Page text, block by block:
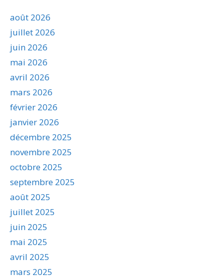
août 2026
juillet 2026
juin 2026
mai 2026
avril 2026
mars 2026
février 2026
janvier 2026
décembre 2025
novembre 2025
octobre 2025
septembre 2025
août 2025
juillet 2025
juin 2025
mai 2025
avril 2025
mars 2025